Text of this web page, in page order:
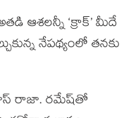
ఆశలన్నీ ‘క్రాక్’ మీదే
నేపథ్యంలో తనకు
రాజా. రమేష్‌తో